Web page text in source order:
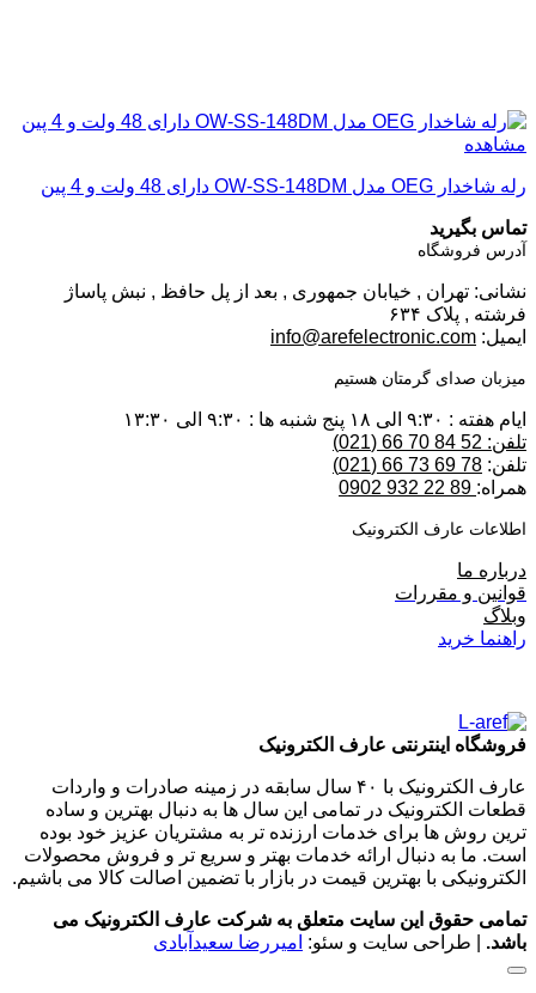
مشاهده
رله شاخدار OEG مدل OW-SS-148DM دارای 48 ولت و 4 پین
تماس بگیرید
آدرس فروشگاه
نشانی: تهران , خیابان جمهوری , بعد از پل حافظ , نبش پاساژ
فرشته , پلاک ۶۳۴
ایمیل: info@arefelectronic.com
میزبان صدای گرمتان هستیم
ایام هفته : ۹:۳۰ الی ۱۸ پنج شنبه ها : ۹:۳۰ الی ۱۳:۳۰
تلفن: 52 84 70 66 (021)
تلفن: 78 69 73 66 (021)
همراه:
اطلاعات عارف الکترونیک
درباره ما
قوانین و مقررات
وبلاگ
راهنما خرید
فروشگاه اینترنتی عارف الکترونیک
عارف الکترونیک با ۴۰ سال سابقه در زمینه صادرات و واردات
قطعات الکترونیک در تمامی این سال ها به دنبال بهترین و ساده
ترین روش ها برای خدمات ارزنده تر به مشتریان عزیز خود بوده
است. ما به دنبال ارائه خدمات بهتر و سریع تر و فروش محصولات
الکترونیکی با بهترین قیمت در بازار با تضمین اصالت کالا می باشیم.
تمامی حقوق این سایت متعلق به شرکت عارف الکترونیک می
باشد. | طراحی سایت و سئو: امیررضا سعیدآبادی